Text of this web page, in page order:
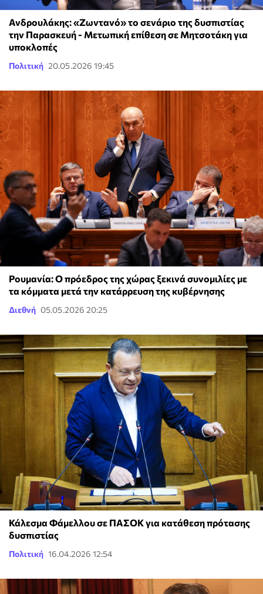
Ανδρουλάκης: «Ζωντανό» το σενάριο της δυσπιστίας
την Παρασκευή - Μετωπική επίθεση σε Μητσοτάκη για
υποκλοπές
Πολιτική 20.05.2026 19:45
Ρουμανία: Ο πρόεδρος της χώρας ξεκινά συνομιλίες με
τα κόμματα μετά την κατάρρευση της κυβέρνησης
Διεθνή 05.05.2026 20:25
Κάλεσμα Φάμελλου σε ΠΑΣΟΚ για κατάθεση πρότασης
δυσπιστίας
Πολιτική 16.04.2026 12:54